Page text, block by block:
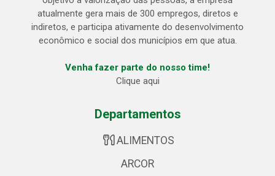
atualmente gera mais de 300 empregos, diretos e
indiretos, e participa ativamente do desenvolvimento
econômico e social dos municípios em que atua.
Venha fazer parte do nosso time!
Clique aqui
Departamentos
ALIMENTOS
ARCOR